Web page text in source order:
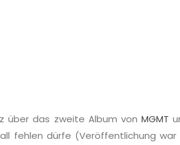
über das zweite Album von MGMT
fehlen dürfe (Veröffentlichung